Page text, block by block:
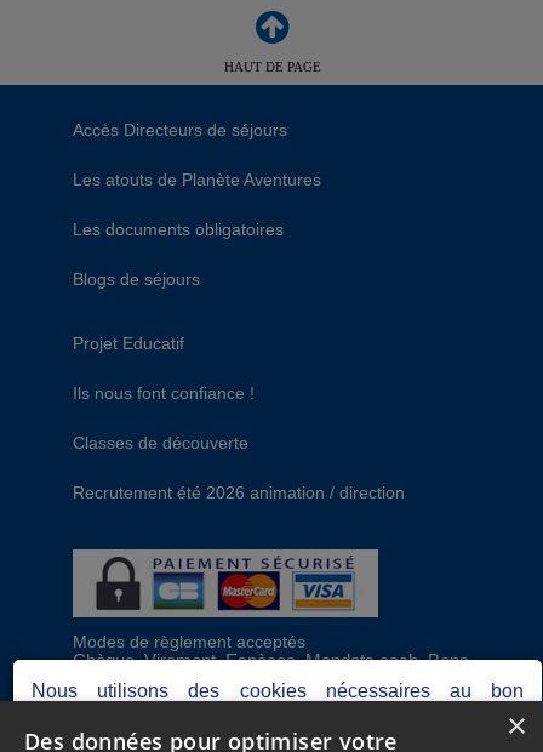
HAUT DE PAGE
Accès Directeurs de séjours
Les atouts de Planète Aventures
Les documents obligatoires
Blogs de séjours
Projet Educatif
Ils nous font confiance !
Classes de découverte
Recrutement été 2026 animation / direction
Modes de règlement acceptés
Chèque, Virement, Espèces, Mandats cash, Bons
CAF, Conseil général, Chèques vacances, Carte
bancaire, Prise en charge reçu sans règlement,
Nous utilisons des cookies nécessaires au bon
fonctionnement du site, ainsi que d'autres permettant de
réaliser des analyses pour optimiser votre expérience.×
Des données pour optimiser votre